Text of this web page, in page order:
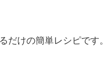
だけの簡単レシピです。